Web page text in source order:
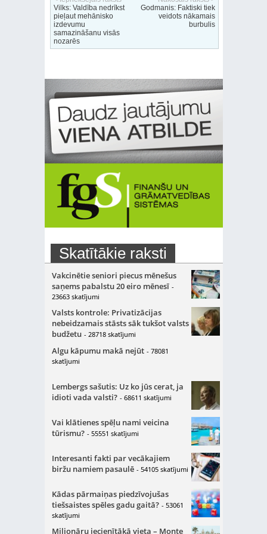
Vilks: Valdība nedrīkst
pieļaut mehānisko
izdevumu
samazināšanu visās
nozarēs
Godmanis: Faktiski tiek
veidots nākamais
burbulis
Skatītākie raksti
Vakcinētie seniori piecus mēnešus
saņems pabalstu 20 eiro mēnesī -
23663 skatījumi
Valsts kontrole: Privatizācijas
nebeidzamais stāsts sāk tukšot valsts
budžetu - 28718 skatījumi
Algu kāpumu makā nejūt - 78081
skatījumi
Lembergs sašutis: Uz ko jūs cerat, ja
idioti vada valsti? - 68611 skatījumi
Vai klātienes spēļu nami veicina
tūrismu? - 55551 skatījumi
Interesanti fakti par vecākajiem
biržu namiem pasaulē - 54105 skatījumi
Kādas pārmaiņas piedzīvojušas
tiešsaistes spēles gadu gaitā? - 53061
skatījumi
Miljonāru iecienītākā vieta – Monte